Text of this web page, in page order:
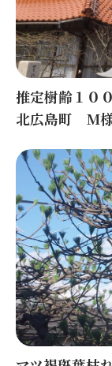
推定樹齢１０
北広島町 M